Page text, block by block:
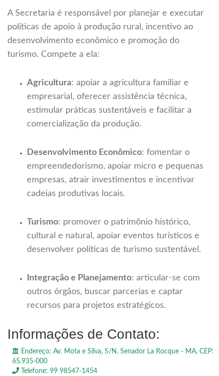
A Secretaria é responsável por planejar e executar
políticas de apoio à produção rural, incentivo ao
desenvolvimento econômico e promoção do
turismo. Compete a ela:
Agricultura: apoiar a agricultura familiar e
empresarial, oferecer assistência técnica,
estimular práticas sustentáveis e facilitar a
comercialização da produção.
Desenvolvimento Econômico: fomentar o
empreendedorismo, apoiar micro e pequenas
empresas, atrair investimentos e incentivar
cadeias produtivas locais.
Turismo: promover o patrimônio histórico,
cultural e natural, apoiar eventos turísticos e
desenvolver políticas de turismo sustentável.
Integração e Planejamento: articular-se com
outros órgãos, buscar parcerias e captar
recursos para projetos estratégicos.
Informações de Contato:
Endereço: Av. Mota e Silva, S/N, Senador La Rocque - MA, CEP:
65.935-000
Telefone: 99 98547-1454